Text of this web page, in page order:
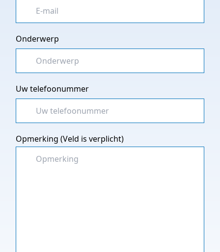
Onderwerp
Uw telefoonummer
Opmerking (Veld is verplicht)